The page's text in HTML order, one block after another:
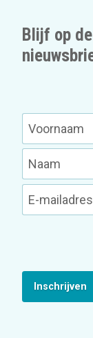
Blijf op
Inschrijven